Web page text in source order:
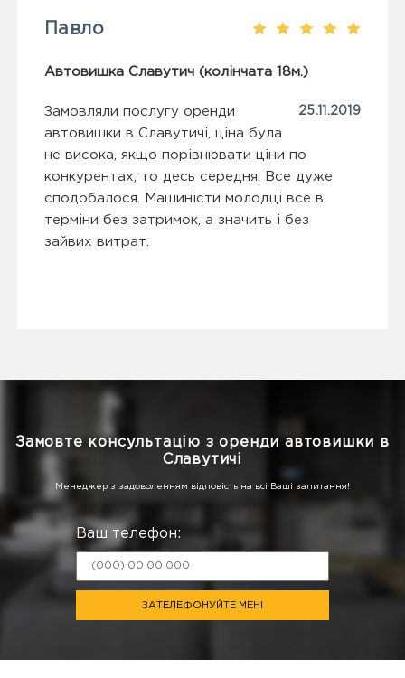
Павло
Автовишка Славутич (колінчата 18м.)
25.11.2019
Замовляли послугу оренди
автовишки в Славутичі, ціна була
не висока, якщо порівнювати ціни по
конкурентах, то десь середня. Все дуже
сподобалося. Машиністи молодці все в
терміни без затримок, а значить і без
зайвих витрат.
Замовте консультацію з оренди автовишки в
Славутичі
Менеджер з задоволенням відповість на всі Ваші запитання!
Ваш телефон:
ЗАТЕЛЕФОНУЙТЕ МЕНІ